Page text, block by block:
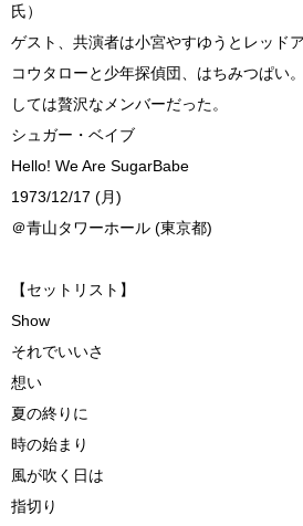
氏）
ゲスト、共演者は小宮やすゆうとレッド
コウタローと少年探偵団、はちみつぱい
しては贅沢なメンバーだった。
シュガー・ベイブ
Hello! We Are SugarBabe
1973/12/17 (月)
＠青山タワーホール (東京都)
【セットリスト】
Show
それでいいさ
想い
夏の終りに
時の始まり
風が吹く日は
指切り